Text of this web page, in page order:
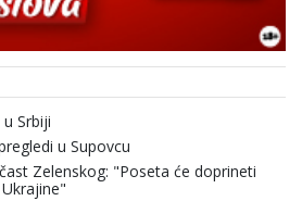
Srbiji
u Supovcu
Zelenskog: "Poseta će doprineti